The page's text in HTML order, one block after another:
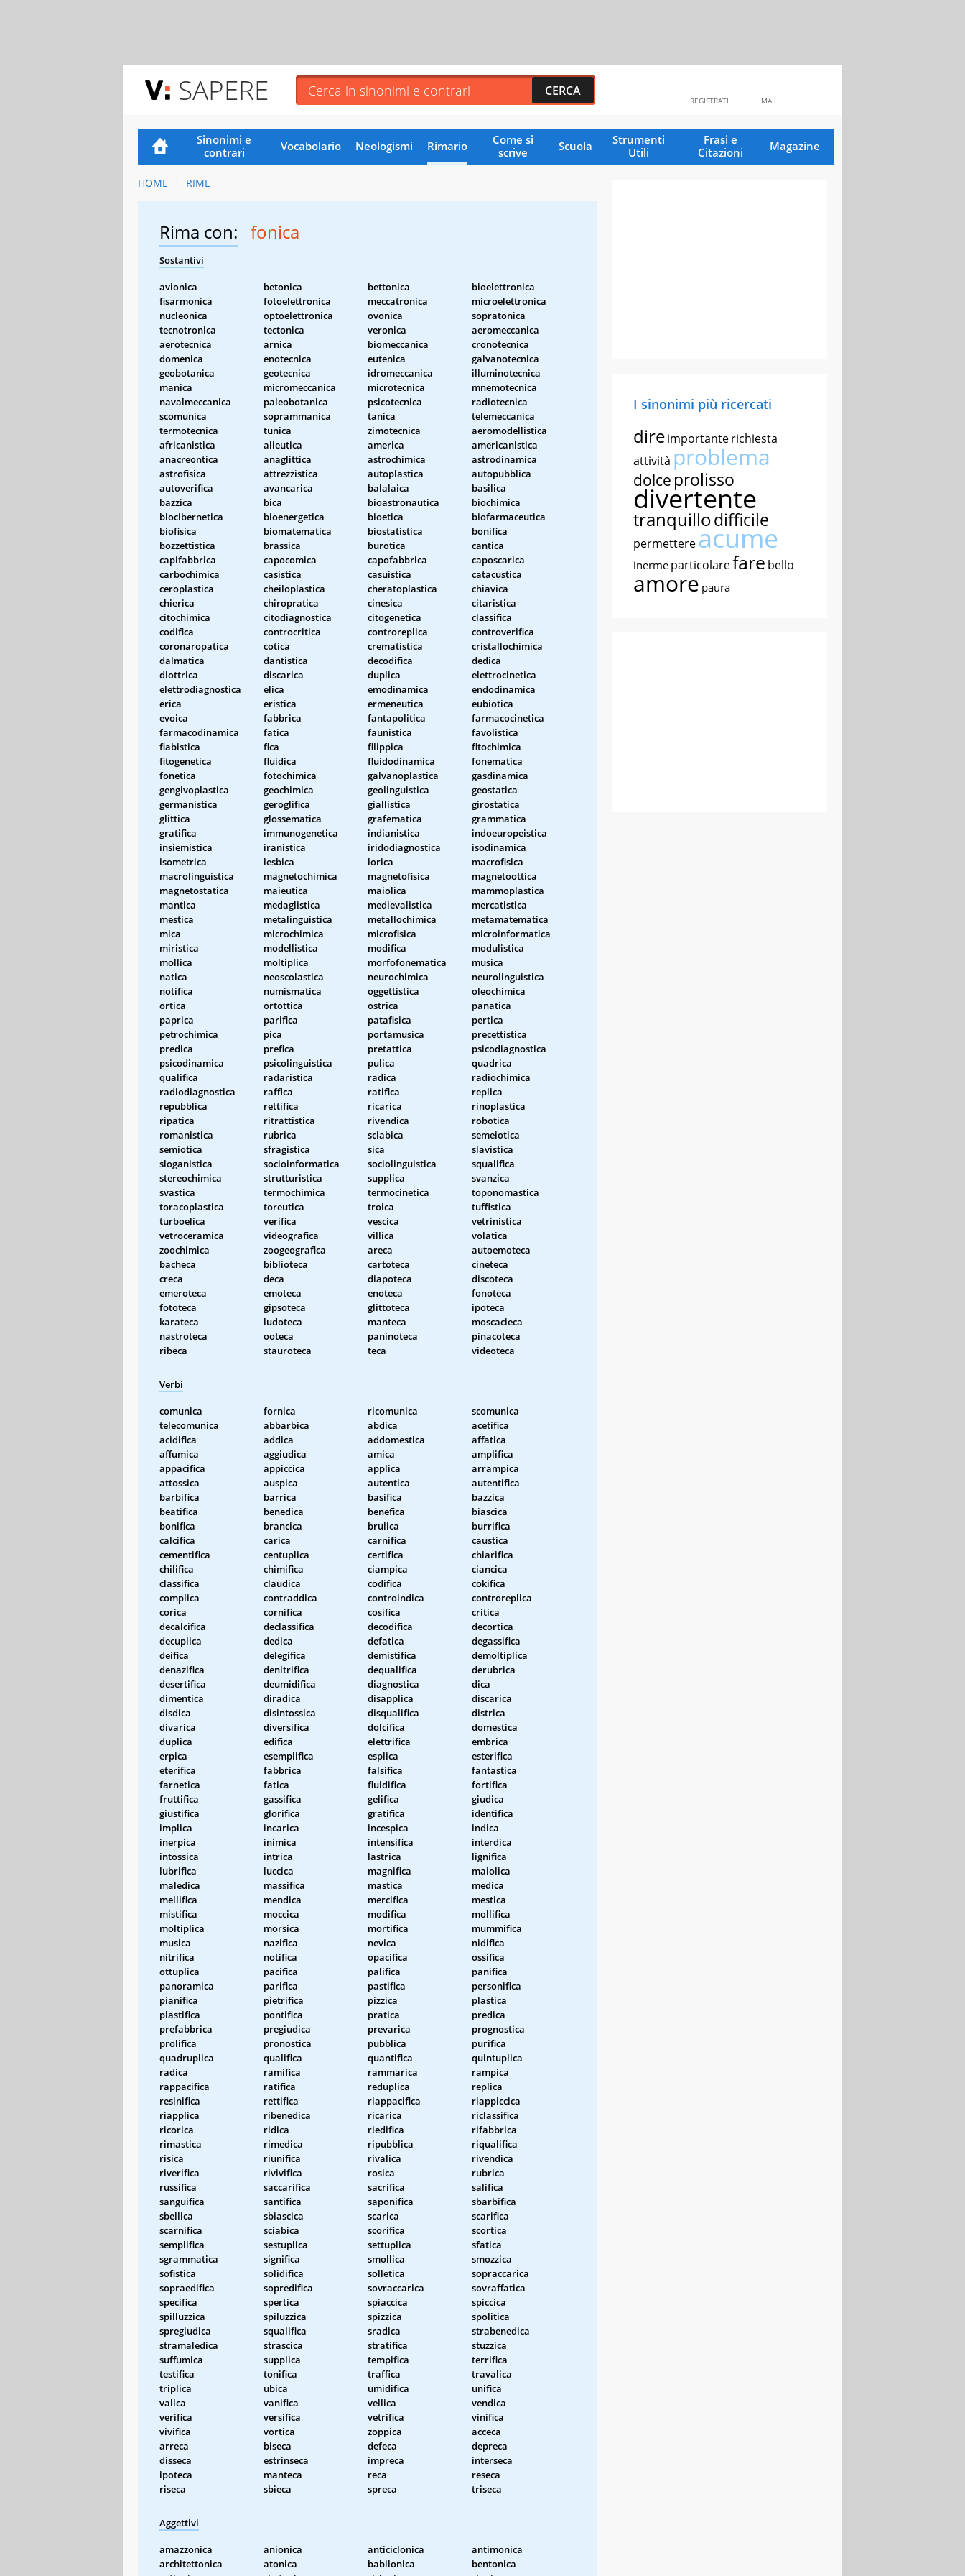
SAPERE MAIL
REGISTRATI
Sinonimi e
contrari
Vocabolario Neologismi Rimario
Come si
scrive
Scuola
Strumenti
Utili
Frasi e
Citazioni
Magazine
HOME RIME
Rima con: fonica
Sostantivi
avionica betonica bettonica
bioelettronica
fisarmonica
fotoelettronica meccatronica
microelettronica
nucleonica
optoelettronica ovonica
sopratonica
tecnotronica
tectonica veronica
aeromeccanica
aerotecnica
arnica biomeccanica
cronotecnica
domenica
enotecnica eutenica
galvanotecnica
geobotanica
geotecnica idromeccanica
illuminotecnica
manica
micromeccanica microtecnica
mnemotecnica
navalmeccanica
paleobotanica psicotecnica
radiotecnica
scomunica
soprammanica tanica
telemeccanica
termotecnica
tunica zimotecnica
aeromodellistica
africanistica
alieutica america
americanistica
anacreontica
anaglittica astrochimica
astrodinamica
astrofisica
attrezzistica autoplastica
autopubblica
autoverifica
avancarica balalaica
basilica
bazzica
bica bioastronautica
biochimica
biocibernetica
bioenergetica bioetica
biofarmaceutica
biofisica
biomatematica biostatistica
bonifica
bozzettistica
brassica burotica
cantica
capifabbrica
capocomica capofabbrica
caposcarica
carbochimica
casistica casuistica
catacustica
ceroplastica
cheiloplastica cheratoplastica
chiavica
chierica
chiropratica cinesica
citaristica
citochimica
citodiagnostica citogenetica
classifica
codifica
controcritica controreplica
controverifica
coronaropatica
cotica crematistica
cristallochimica
dalmatica
dantistica decodifica
dedica
diottrica
discarica duplica
elettrocinetica
elettrodiagnostica
elica emodinamica
endodinamica
erica
eristica ermeneutica
eubiotica
evoica
fabbrica fantapolitica
farmacocinetica
farmacodinamica
fatica faunistica
favolistica
fiabistica
fica filippica
fitochimica
fitogenetica
fluidica fluidodinamica
fonematica
fonetica
fotochimica galvanoplastica
gasdinamica
gengivoplastica
geochimica geolinguistica
geostatica
germanistica
geroglifica giallistica
girostatica
glittica
glossematica grafematica
grammatica
gratifica
immunogenetica indianistica
indoeuropeistica
insiemistica
iranistica iridodiagnostica
isodinamica
isometrica
lesbica lorica
macrofisica
macrolinguistica
magnetochimica magnetofisica
magnetoottica
magnetostatica
maieutica maiolica
mammoplastica
mantica
medaglistica medievalistica
mercatistica
mestica
metalinguistica metallochimica
metamatematica
mica
microchimica microfisica
microinformatica
miristica
modellistica modifica
modulistica
mollica
moltiplica morfofonematica
musica
natica
neoscolastica neurochimica
neurolinguistica
notifica
numismatica oggettistica
oleochimica
ortica
ortottica ostrica
panatica
paprica
parifica patafisica
pertica
petrochimica
pica portamusica
precettistica
predica
prefica pretattica
psicodiagnostica
psicodinamica
psicolinguistica pulica
quadrica
qualifica
radaristica radica
radiochimica
radiodiagnostica
raffica ratifica
replica
repubblica
rettifica ricarica
rinoplastica
ripatica
ritrattistica rivendica
robotica
romanistica
rubrica sciabica
semeiotica
semiotica
sfragistica sica
slavistica
sloganistica
socioinformatica sociolinguistica
squalifica
stereochimica
strutturistica supplica
svanzica
svastica
termochimica termocinetica
toponomastica
toracoplastica
toreutica troica
tuffistica
turboelica
verifica vescica
vetrinistica
vetroceramica
videografica villica
volatica
zoochimica
zoogeografica areca
autoemoteca
bacheca
biblioteca cartoteca
cineteca
creca
deca diapoteca
discoteca
emeroteca
emoteca enoteca
fonoteca
fototeca
gipsoteca glittoteca
ipoteca
karateca
ludoteca manteca
moscacieca
nastroteca
ooteca paninoteca
pinacoteca
ribeca
stauroteca teca videoteca
Verbi
comunica fornica ricomunica
scomunica
telecomunica
abbarbica abdica
acetifica
acidifica
addica addomestica
affatica
affumica
aggiudica amica
amplifica
appacifica
appiccica applica
arrampica
attossica
auspica autentica
autentifica
barbifica
barrica basifica
bazzica
beatifica
benedica benefica
biascica
bonifica
brancica brulica
burrifica
calcifica
carica carnifica
caustica
cementifica
centuplica certifica
chiarifica
chilifica
chimifica ciampica
ciancica
classifica
claudica codifica
cokifica
complica
contraddica controindica
controreplica
corica
cornifica cosifica
critica
decalcifica
declassifica decodifica
decortica
decuplica
dedica defatica
degassifica
deifica
delegifica demistifica
demoltiplica
denazifica
denitrifica dequalifica
derubrica
desertifica
deumidifica diagnostica
dica
dimentica
diradica disapplica
discarica
disdica
disintossica disqualifica
districa
divarica
diversifica dolcifica
domestica
duplica
edifica elettrifica
embrica
erpica
esemplifica esplica
esterifica
eterifica
fabbrica falsifica
fantastica
farnetica
fatica fluidifica
fortifica
fruttifica
gassifica gelifica
giudica
giustifica
glorifica gratifica
identifica
implica
incarica incespica
indica
inerpica
inimica intensifica
interdica
intossica
intrica lastrica
lignifica
lubrifica
luccica magnifica
maiolica
maledica
massifica mastica
medica
mellifica
mendica mercifica
mestica
mistifica
moccica modifica
mollifica
moltiplica
morsica mortifica
mummifica
musica
nazifica nevica
nidifica
nitrifica
notifica opacifica
ossifica
ottuplica
pacifica palifica
panifica
panoramica
parifica pastifica
personifica
pianifica
pietrifica pizzica
plastica
plastifica
pontifica pratica
predica
prefabbrica
pregiudica prevarica
prognostica
prolifica
pronostica pubblica
purifica
quadruplica
qualifica quantifica
quintuplica
radica
ramifica rammarica
rampica
rappacifica
ratifica reduplica
replica
resinifica
rettifica riappacifica
riappiccica
riapplica
ribenedica ricarica
riclassifica
ricorica
ridica riedifica
rifabbrica
rimastica
rimedica ripubblica
riqualifica
risica
riunifica rivalica
rivendica
riverifica
rivivifica rosica
rubrica
russifica
saccarifica sacrifica
salifica
sanguifica
santifica saponifica
sbarbifica
sbellica
sbiascica scarica
scarifica
scarnifica
sciabica scorifica
scortica
semplifica
sestuplica settuplica
sfatica
sgrammatica
significa smollica
smozzica
sofistica
solidifica solletica
sopraccarica
sopraedifica
sopredifica sovraccarica
sovraffatica
specifica
spertica spiaccica
spiccica
spilluzzica
spiluzzica spizzica
spolitica
spregiudica
squalifica sradica
strabenedica
stramaledica
strascica stratifica
stuzzica
suffumica
supplica tempifica
terrifica
testifica
tonifica traffica
travalica
triplica
ubica umidifica
unifica
valica
vanifica vellica
vendica
verifica
versifica vetrifica
vinifica
vivifica
vortica zoppica
acceca
arreca
biseca defeca
depreca
disseca
estrinseca impreca
interseca
ipoteca
manteca reca
reseca
riseca
sbieca spreca triseca
Aggettivi
amazzonica anionica anticiclonica
antimonica
architettonica
atonica babilonica
bentonica
I sinonimi più ricercati
direimportanterichiesta
attività problema
dolce prolisso
divertente
tranquillodifficile
permettereacume
inerme particolarefare bello
amore paura